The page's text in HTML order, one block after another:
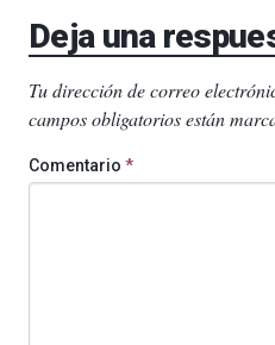
Deja una
Tu dirección de correo
campos obligatorios están
Comentario *